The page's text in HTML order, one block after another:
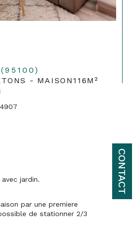
CONTACT
- MAISON116M²
avec jardin.
par une premiere
de stationner 2/3